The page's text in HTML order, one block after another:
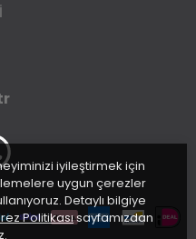
iyileştirmek için
uygun çerezler
Detaylı bilgiye
Politikasısayfamızdan